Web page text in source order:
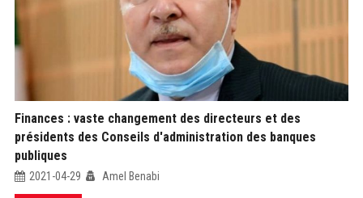
Finances : vaste changement des directeurs et des
présidents des Conseils d'administration des banques
publiques
2021-04-29 Amel Benabi